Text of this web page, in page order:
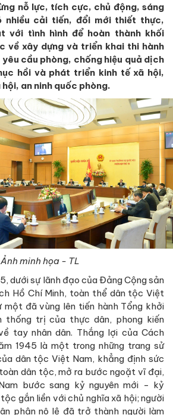
nỗ lực, tích cực, chủ động, sáng
cải tiến, đổi mới thiết thực,
với tình hình để hoàn thành khối
về xây dựng và triển khai thi hành
cầu phòng, chống hiệu quả dịch
hồi và phát triển kinh tế xã hội,
an ninh quốc phòng.
Ảnh minh họa - TL
dưới sự lãnh đạo của Đảng Cộng sản
Hồ Chí Minh, toàn thể dân tộc Việt
một đã vùng lên tiến hành Tổng khởi
thống trị của thực dân, phong kiến
tay nhân dân. Thắng lợi của Cách
1945 là một trong những trang sử
dân tộc Việt Nam, khẳng định sức
dân tộc, mở ra bước ngoặt vĩ đại,
bước sang kỷ nguyên mới - kỷ
gắn liền với chủ nghĩa xã hội; người
phận nô lệ đã trở thành người làm